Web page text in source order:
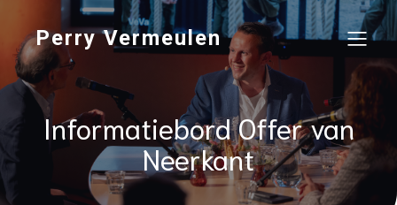
Perry Vermeulen
Informatiebord Offer van
Neerkant